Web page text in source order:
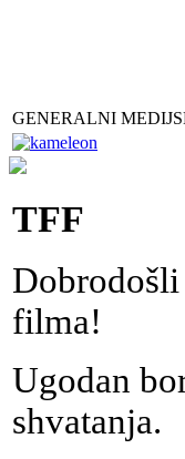
GENERALNI
TFF
filma!
Ugodan
shvatanja.